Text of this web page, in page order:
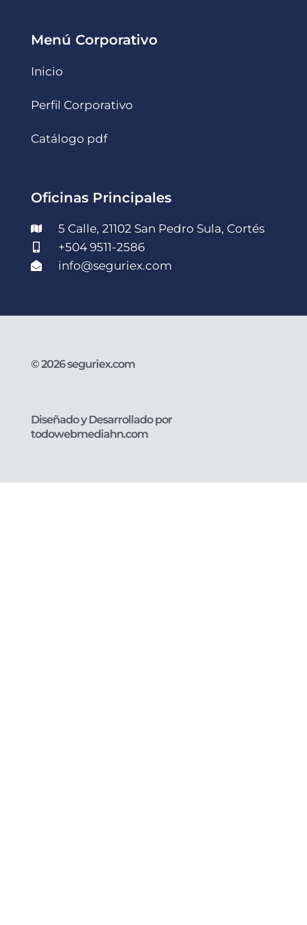
Menú Corporativo
Inicio
Perfil Corporativo
Catálogo pdf
Oficinas Principales
5 Calle, 21102 San Pedro Sula, Cortés
+504 9511-2586
info@seguriex.com
© 2026 seguriex.com
Diseñado y Desarrollado por
todowebmediahn.com